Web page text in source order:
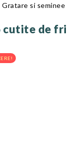
Gratare si seminee
cutite de